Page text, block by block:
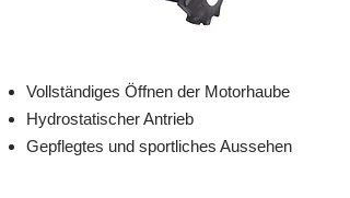
Vollständiges Öffnen der Motorhaube
Hydrostatischer Antrieb
Gepflegtes und sportliches Aussehen